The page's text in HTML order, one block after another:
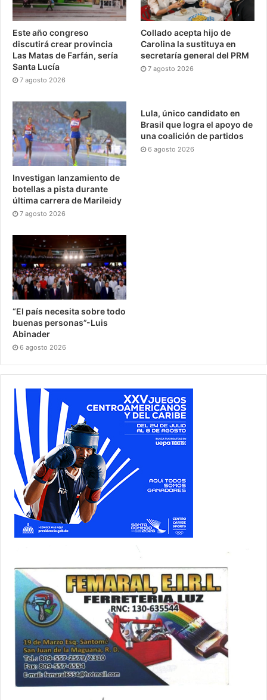
Este año congreso
discutirá crear provincia
Las Matas de Farfán, sería
Santa Lucía
7 agosto 2026
Collado acepta hijo de
Carolina la sustituya en
secretaría general del PRM
7 agosto 2026
Investigan lanzamiento de
botellas a pista durante
última carrera de Marileidy
7 agosto 2026
Lula, único candidato en
Brasil que logra el apoyo de
una coalición de partidos
6 agosto 2026
“El país necesita sobre todo
buenas personas”-Luis
Abinader
6 agosto 2026